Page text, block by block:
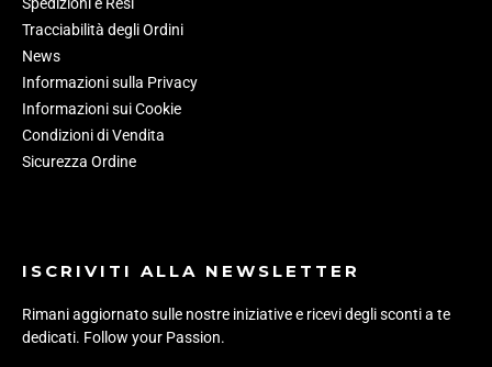
Spedizioni e Resi
Tracciabilità degli Ordini
News
Informazioni sulla Privacy
Informazioni sui Cookie
Condizioni di Vendita
Sicurezza Ordine
ISCRIVITI ALLA NEWSLETTER
Rimani aggiornato sulle nostre iniziative e ricevi degli sconti a te
dedicati. Follow your Passion.